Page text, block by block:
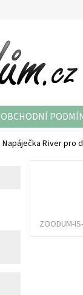
OBCHODNÍ
Napáječka River pro
ZOODUM-